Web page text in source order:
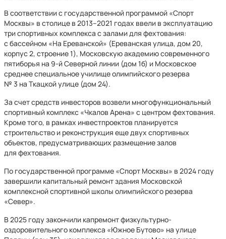
В соответствии с государственной программой «Спорт
Москвы» в столице в 2013–2021 годах ввели в эксплуатацию
три спортивных комплекса с залами для фехтования:
с бассейном «На Ереванской» (Ереванская улица, дом 20,
корпус 2, строение 1), Московскую академию современного
пятиборья на 9-й Северной линии (дом 1б) и Московское
среднее специальное училище олимпийского резерва
№ 3 на Ткацкой улице (дом 24).
За счет средств инвесторов возвели многофункциональный
спортивный комплекс «Чкалов Арена» с центром фехтования.
Кроме того, в рамках инвестпроектов планируется
строительство и реконструкция еще двух спортивных
объектов, предусматривающих размещение залов
для фехтования.
По государственной программе «Спорт Москвы» в 2024 году
завершили капитальный ремонт здания Московской
комплексной спортивной школы олимпийского резерва
«Север».
В 2025 году закончили капремонт физкультурно-
оздоровительного комплекса «Южное Бутово» на улице